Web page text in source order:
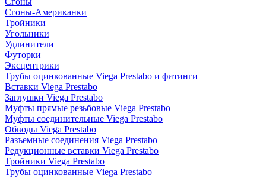
Сгоны-Американки
Тройники
Угольники
Удлинители
Футорки
Эксцентрики
Трубы оцинкованные Viega Prestabo и фитинги
Вставки Viega Prestabo
Заглушки Viega Prestabo
Муфты прямые резьбовые Viega Prestabo
Муфты соединительные Viega Prestabo
Обводы Viega Prestabo
Разъемные соединения Viega Prestabo
Редукционные вставки Viega Prestabo
Тройники Viega Prestabo
Трубы оцинкованные Viega Prestabo